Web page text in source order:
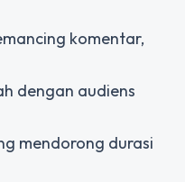
komentar,
dengan audiens
mendorong durasi